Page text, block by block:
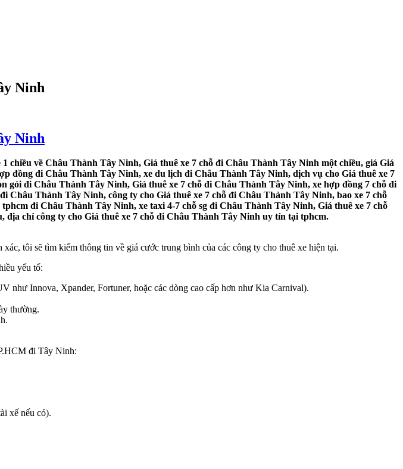
Ninh
Ninh
về Châu Thành Tây Ninh, Giá thuê xe 7 chỗ đi Châu Thành Tây Ninh một chiều, giá Giá
đồng đi Châu Thành Tây Ninh, xe du lịch đi Châu Thành Tây Ninh, dịch vụ cho Giá thuê xe 7
đi Châu Thành Tây Ninh, Giá thuê xe 7 chỗ đi Châu Thành Tây Ninh, xe hợp đồng 7 chỗ đi
Thành Tây Ninh, công ty cho Giá thuê xe 7 chỗ đi Châu Thành Tây Ninh, bao xe 7 chỗ
đi Châu Thành Tây Ninh, xe taxi 4-7 chỗ sg đi Châu Thành Tây Ninh, Giá thuê xe 7 chỗ
chỉ công ty cho Giá thuê xe 7 chỗ đi Châu Thành Tây Ninh uy tín tại tphcm.
tôi sẽ tìm kiếm thông tin về giá cước trung bình của các công ty cho thuê xe hiện tại.
yếu tố:
Innova, Xpander, Fortuner, hoặc các dòng cao cấp hơn như Kia Carnival).
thường.
đi Tây Ninh:
xế nếu có).